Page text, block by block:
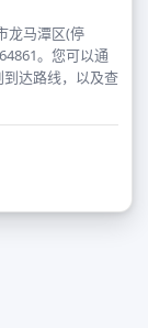
龙马潭区(停
。您可以通
达路线，以及查